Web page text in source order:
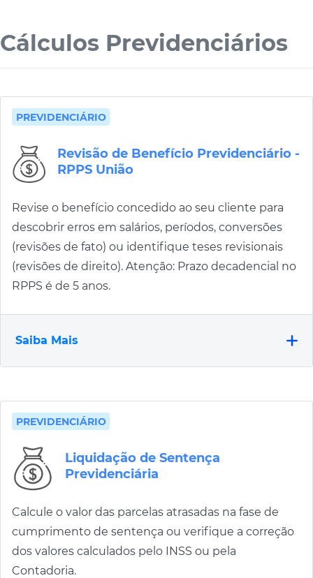
Cálculos Previdenciários
PREVIDENCIÁRIO
Revisão de Benefício Previdenciário -
RPPS União
Revise o benefício concedido ao seu cliente para
descobrir erros em salários, períodos, conversões
(revisões de fato) ou identifique teses revisionais
(revisões de direito). Atenção: Prazo decadencial no
RPPS é de 5 anos.
Saiba Mais
PREVIDENCIÁRIO
Liquidação de Sentença
Previdenciária
Calcule o valor das parcelas atrasadas na fase de
cumprimento de sentença ou verifique a correção
dos valores calculados pelo INSS ou pela
Contadoria.